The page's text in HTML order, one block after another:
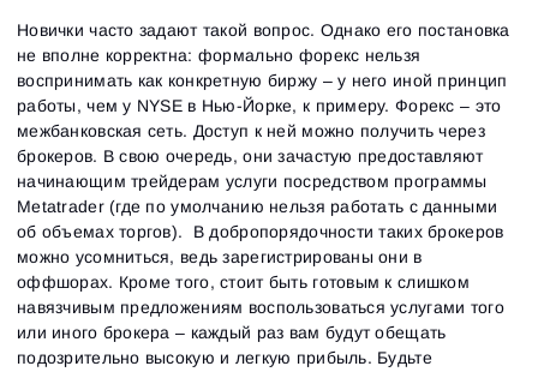
Новички часто задают такой вопрос. Однако его постановка
не вполне корректна: формально форекс нельзя
воспринимать как конкретную биржу – у него иной принцип
работы, чем у NYSE в Нью-Йорке, к примеру. Форекс – это
межбанковская сеть. Доступ к ней можно получить через
брокеров. В свою очередь, они зачастую предоставляют
начинающим трейдерам услуги посредством программы
Metatrader (где по умолчанию нельзя работать с данными
об объемах торгов). В добропорядочности таких брокеров
можно усомниться, ведь зарегистрированы они в
оффшорах. Кроме того, стоит быть готовым к слишком
навязчивым предложениям воспользоваться услугами того
или иного брокера – каждый раз вам будут обещать
подозрительно высокую и легкую прибыль. Будьте